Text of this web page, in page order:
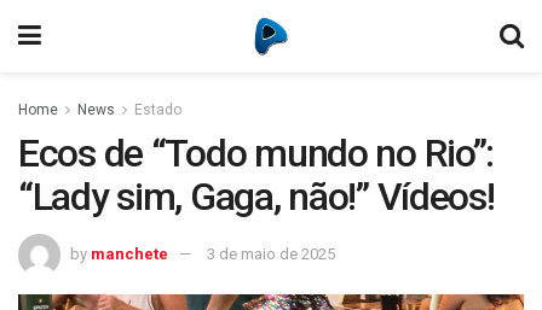
Home News Estado
Ecos de “Todo mundo no Rio”:
“Lady sim, Gaga, não!” Vídeos!
by manchete 3 de maio de 2025